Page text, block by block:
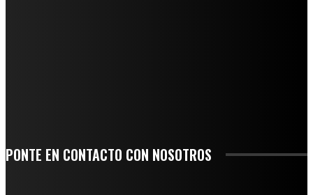
PONTE EN CONTACTO CON NOSOTROS